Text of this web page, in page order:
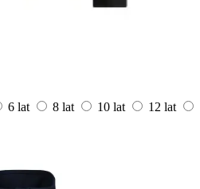
6 lat 8 lat 10 lat
12 lat